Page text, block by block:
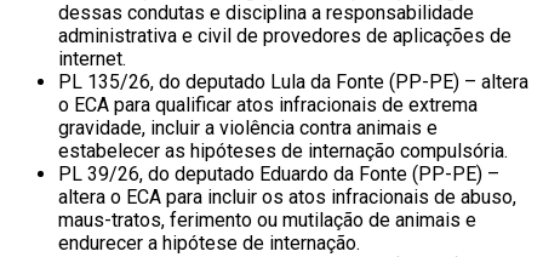
dessas condutas e disciplina a responsabilidade
administrativa e civil de provedores de aplicações de
internet.
PL 135/26, do deputado Lula da Fonte (PP-PE) – altera
o ECA para qualificar atos infracionais de extrema
gravidade, incluir a violência contra animais e
estabelecer as hipóteses de internação compulsória.
PL 39/26, do deputado Eduardo da Fonte (PP-PE) –
altera o ECA para incluir os atos infracionais de abuso,
maus-tratos, ferimento ou mutilação de animais e
endurecer a hipótese de internação.